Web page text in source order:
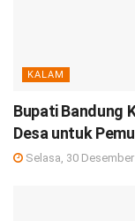
KALAM
Bupati Bandung
Desa untuk
Selasa, 30